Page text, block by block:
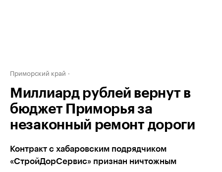
Приморский край
Миллиард рублей вернут в
бюджет Приморья за
незаконный ремонт дороги
Контракт с хабаровским подрядчиком
«СтройДорСервис» признан ничтожным